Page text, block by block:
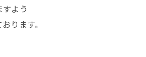
よう
ります。